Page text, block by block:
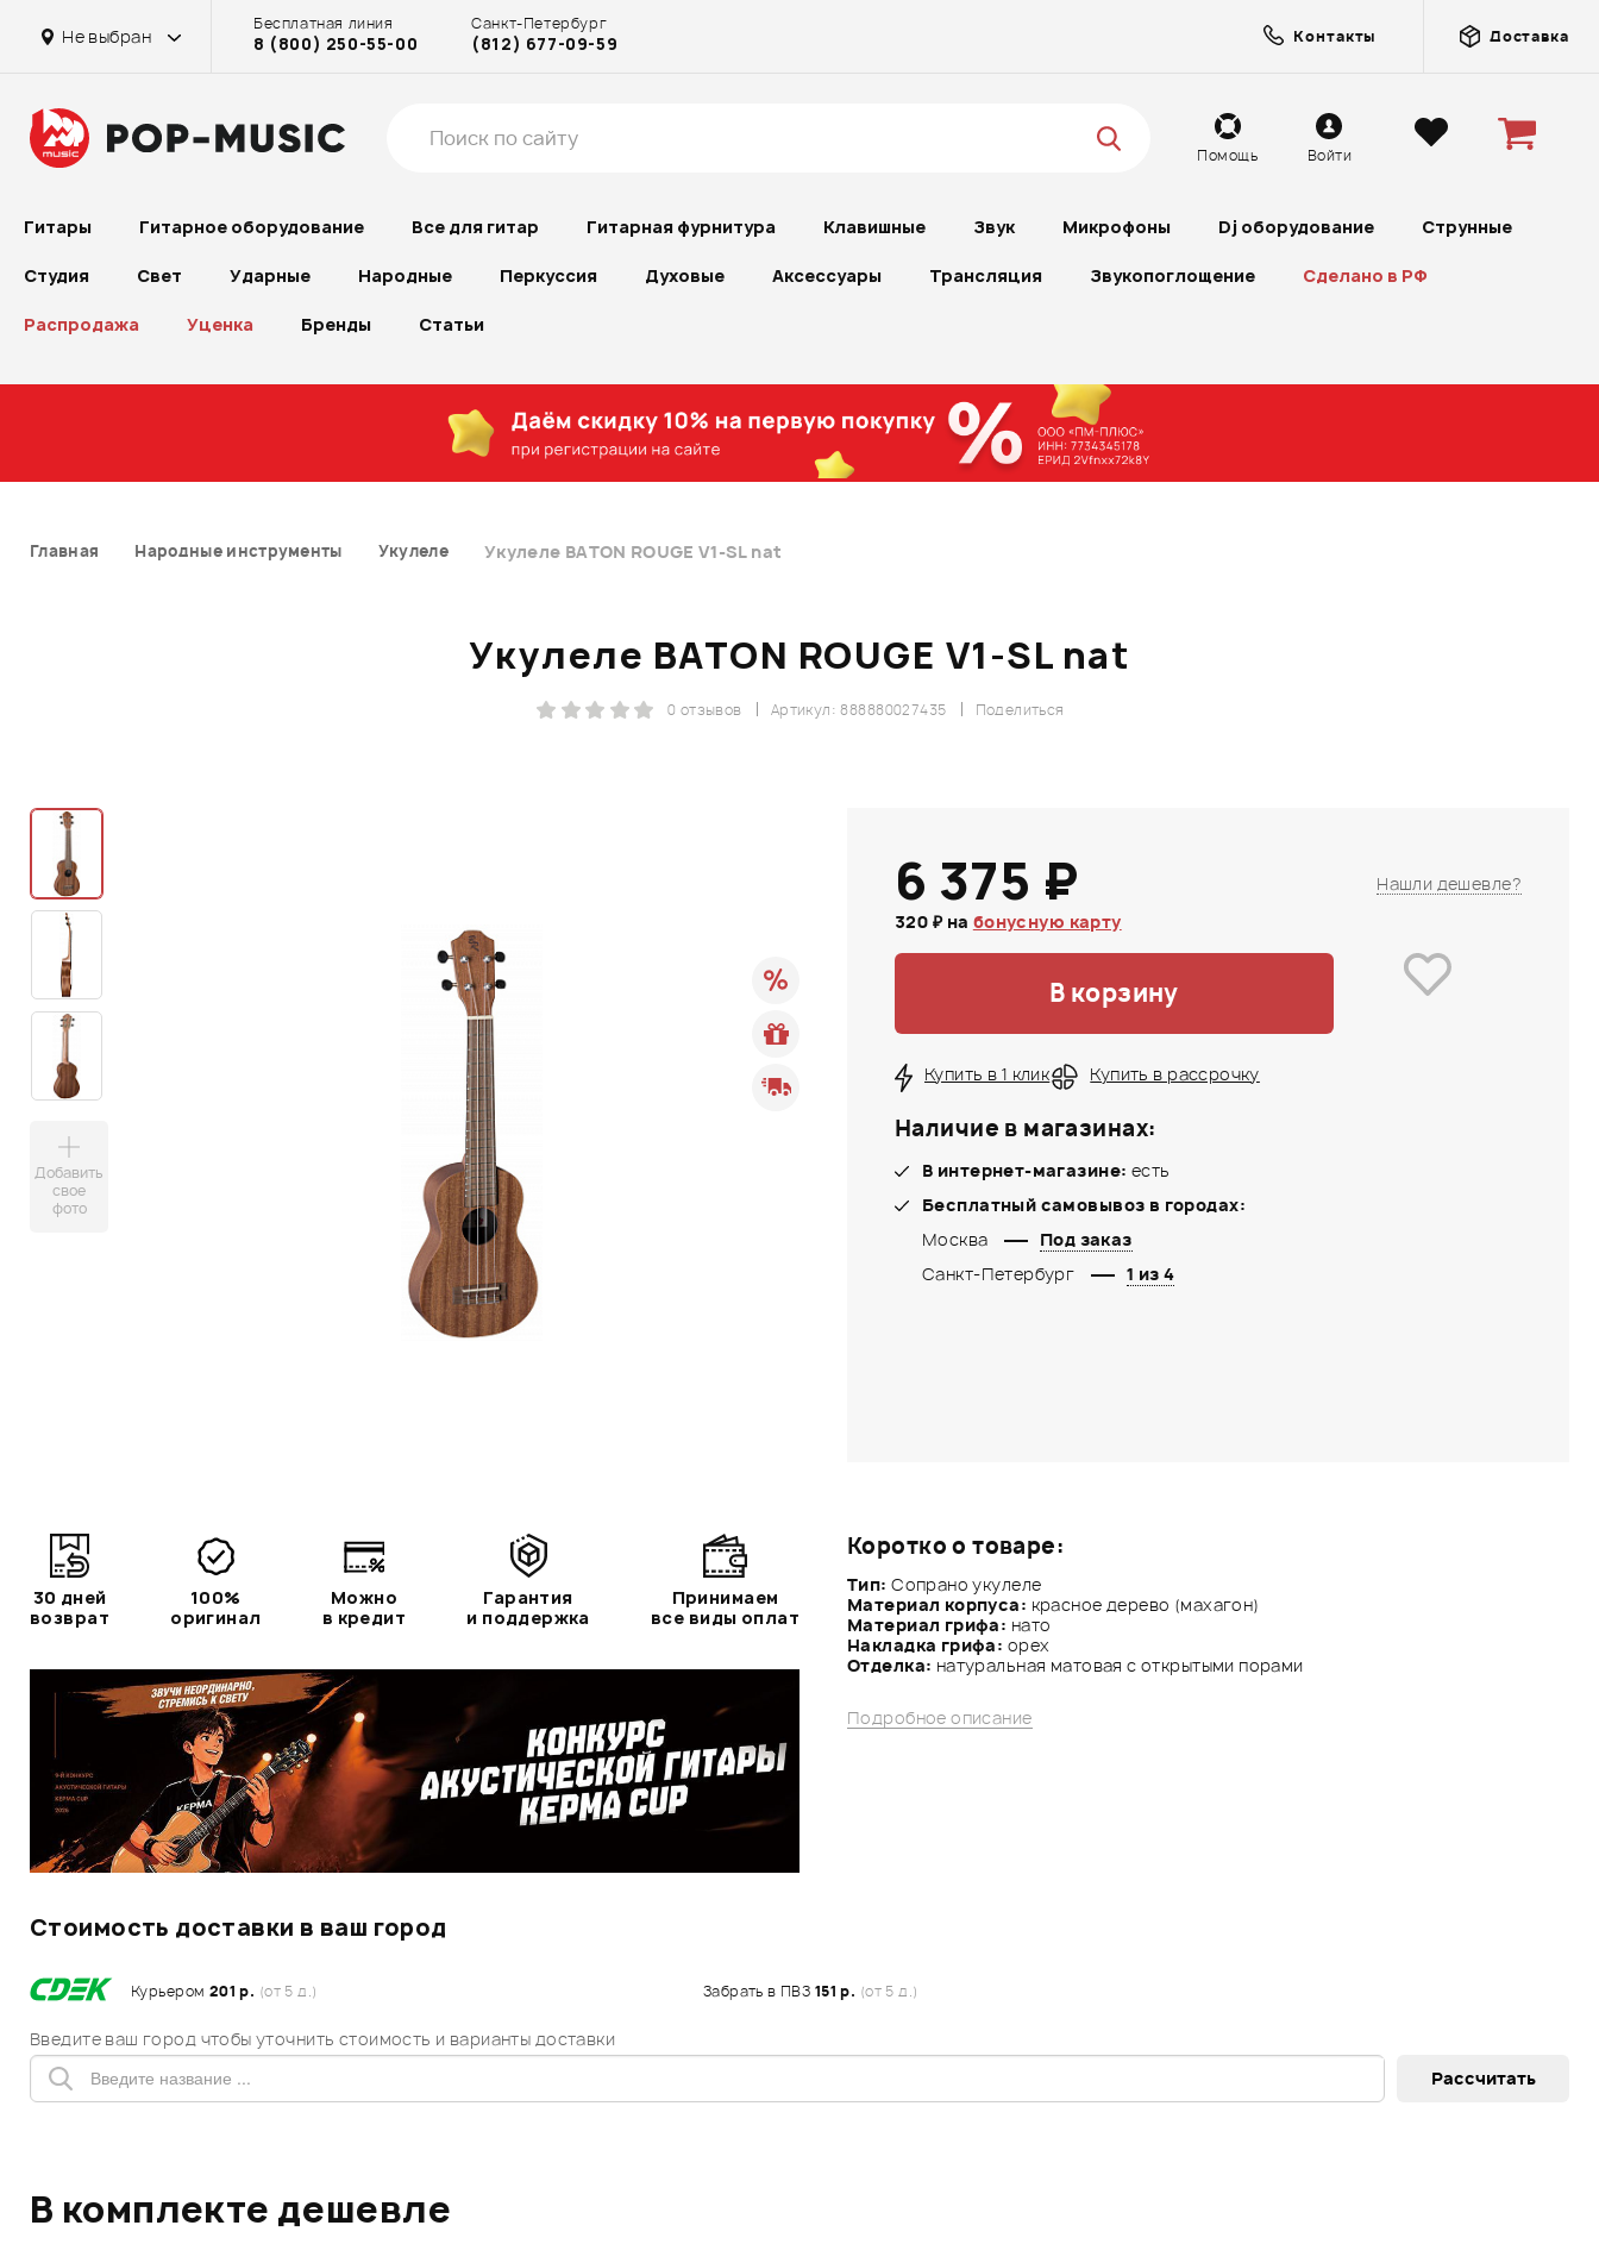
Не выбран
Бесплатная линия
8 (800) 250-55-00
Санкт-Петербург
(812) 677-09-59 Контакты Доставка
Помощь Войти
Гитары Гитарное оборудование Все для гитар Гитарная фурнитура Клавишные Звук Микрофоны Dj оборудование Струнные
Студия Свет Ударные Народные Перкуссия Духовые Аксессуары Трансляция Звукопоглощение Сделано в РФ
Распродажа Уценка Бренды Статьи
Главная Народные инструменты Укулеле Укулеле BATON ROUGE V1-SL nat
Укулеле BATON ROUGE V1-SL nat
Поделиться
Артикул: 888880027435
0 отзывов
Добавить
свое
фото
Коротко о товаре:
Тип: Сопрано укулеле
Материал корпуса: красное дерево (махагон)
Материал грифа: нато
Накладка грифа: орех
Отделка: натуральная матовая с открытыми порами
Подробное описание
6 375 ₽
320 ₽ на бонусную карту
Нашли дешевле?
В корзину
Купить в 1 клик Купить в рассрочку
Наличие в магазинах:
В интернет-магазине: есть
Бесплатный самовывоз в городах:
Москва
Под заказ
Санкт-Петербург
1 из 4
30 дней
возврат
100%
оригинал
Можно
в кредит
Гарантия
и поддержка
Принимаем
все виды оплат
Стоимость доставки в ваш город
Курьером 201 р. (от 5 д.) Забрать в ПВЗ 151 р. (от 5 д.)
Введите ваш город чтобы уточнить стоимость и варианты доставки
В комплекте дешевле